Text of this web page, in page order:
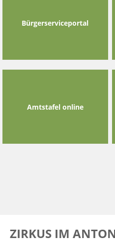
Bürgerserviceportal
Amtstafel online
ZIRKUS IM